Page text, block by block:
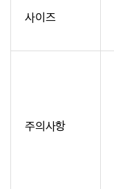
사이즈
주의사항